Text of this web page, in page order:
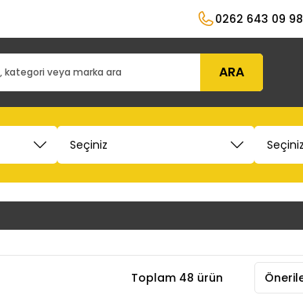
0262 643 09 98
ARA
Toplam 48 ürün